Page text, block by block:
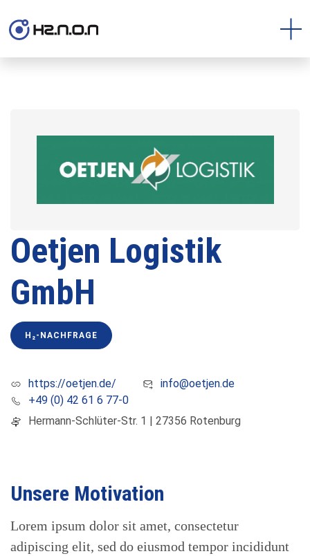
Oetjen Logistik
GmbH
H₂-NACHFRAGE
https://oetjen.de/
info@oetjen.de
+49 (0) 42 61 6 77-0
Hermann-Schlüter-Str. 1 | 27356 Rotenburg
Unsere Motivation
Lorem ipsum dolor sit amet, consectetur
adipiscing elit, sed do eiusmod tempor incididunt